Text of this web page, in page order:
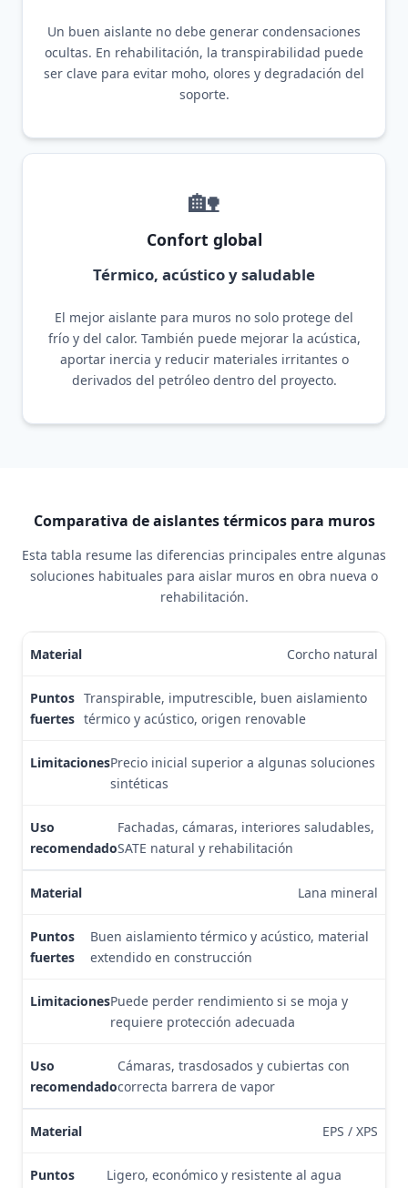
Un buen aislante no debe generar condensaciones
ocultas. En rehabilitación, la transpirabilidad puede
ser clave para evitar moho, olores y degradación del
soporte.
🏡
Confort global
Térmico, acústico y saludable
El mejor aislante para muros no solo protege del
frío y del calor. También puede mejorar la acústica,
aportar inercia y reducir materiales irritantes o
derivados del petróleo dentro del proyecto.
Comparativa de aislantes térmicos para muros
Esta tabla resume las diferencias principales entre algunas
soluciones habituales para aislar muros en obra nueva o
rehabilitación.
Corcho natural
Transpirable, imputrescible, buen aislamiento
térmico y acústico, origen renovable
Precio inicial superior a algunas soluciones
sintéticas
Fachadas, cámaras, interiores saludables,
SATE natural y rehabilitación
Lana mineral
Buen aislamiento térmico y acústico, material
extendido en construcción
Puede perder rendimiento si se moja y
requiere protección adecuada
Cámaras, trasdosados y cubiertas con
correcta barrera de vapor
EPS / XPS
Ligero, económico y resistente al agua